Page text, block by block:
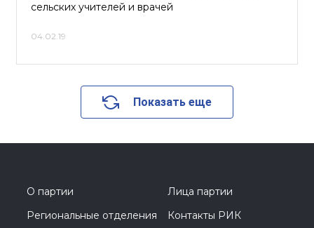
сельских учителей и врачей
04.02.19
Показать еще
О партии
Лица партии
Региональные отделения
Контакты РИК